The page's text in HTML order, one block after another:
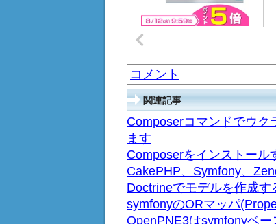
コメント
関連記事
Composerコマンドでウク
ます
Composerをインストール
CakePHP、Symfony、
Doctrineでモデルを作成す
symfonyのORマッパ
OpenPNE3はsymfonyベー